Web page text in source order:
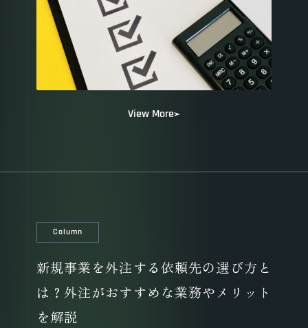
View More
Column
新規事業を外注する依頼先の選び方と
は？外注がおすすめな業務やメリット
を解説